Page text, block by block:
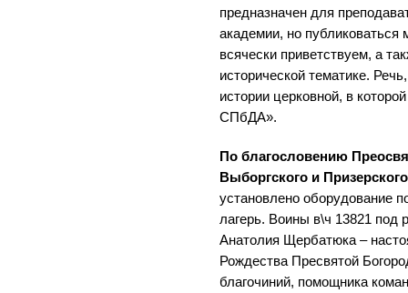
предназначен для
академии, но публиковаться
всячески приветствуем, а
исторической тематике.
истории церковной, в
СПбДА».
По благословению
Выборгского и Призерского
установлено оборудование
лагерь. Воины в\ч 13821 под
Анатолия Щербатюка –
Рождества Пресвятой
благочиний, помощника